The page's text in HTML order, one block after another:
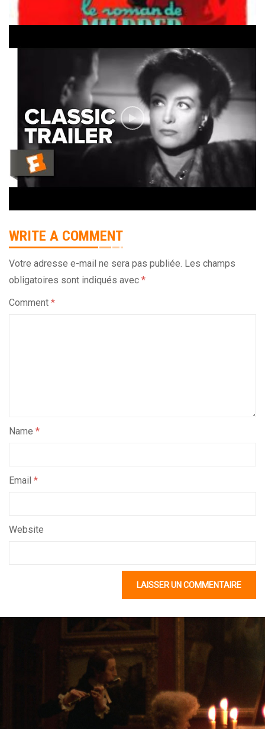
WRITE A COMMENT
Votre adresse e-mail ne sera pas publiée. Les champs
obligatoires sont indiqués avec *
Comment *
Name *
Email *
Website